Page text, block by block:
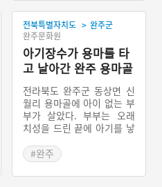
전북특별자치도 > 완주군
완주문화원
아기장수가 용마를 타
고 날아간 완주 용마골
전라북도 완주군 동상면 신
월리 용마골에 아이 없는 부
부가 살았다. 부부는 오래
치성을 드린 끝에 아기를 낳
린 아기장수였다. 아기의 정
체가 소문날까 두려워 부부
는 동굴에 아기를 숨겼다.
#완주